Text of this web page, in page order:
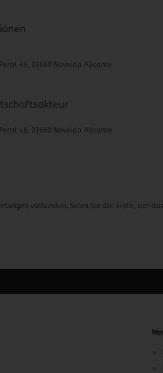
46, 03660 Novelda Alicante
46, 03660 Novelda Alicante
vorhanden. Seien Sie der Erste, der